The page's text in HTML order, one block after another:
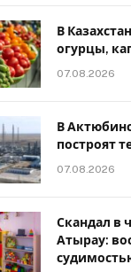
В
огурцы,
07.08.2026
В
построят
07.08.2026
Скандал в
Атырау: